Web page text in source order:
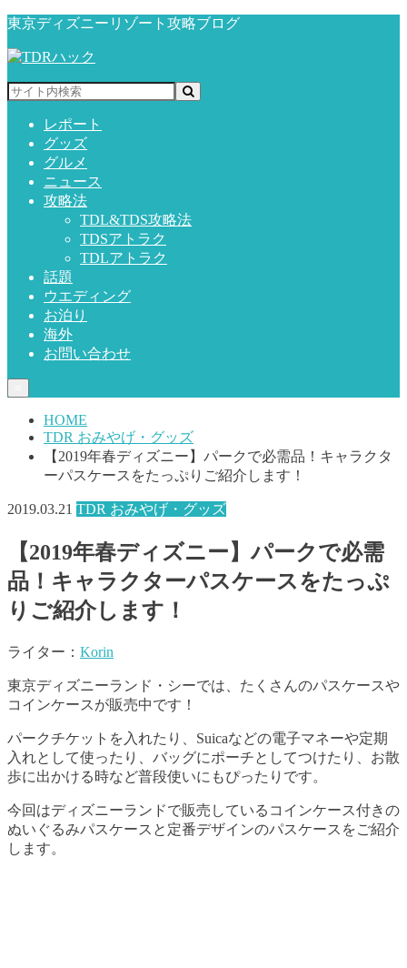
東京ディズニーリゾート攻略ブログ
レポート
グッズ
グルメ
ニュース
攻略法
TDL&TDS攻略法
TDSアトラク
TDLアトラク
話題
ウエディング
お泊り
海外
お問い合わせ
HOME
TDR おみやげ・グッズ
【2019年春ディズニー】パークで必需品！キャラクタ
ーパスケースをたっぷりご紹介します！
2019.03.21 TDR おみやげ・グッズ
【2019年春ディズニー】パークで必需
品！キャラクターパスケースをたっぷ
りご紹介します！
ライター： Korin
東京ディズニーランド・シーでは、たくさんのパスケースや
コインケースが販売中です！
パークチケットを入れたり、Suicaなどの電子マネーや定期
入れとして使ったり、バッグにポーチとしてつけたり、お散
歩に出かける時など普段使いにもぴったりです。
今回はディズニーランドで販売しているコインケース付きの
ぬいぐるみパスケースと定番デザインのパスケースをご紹介
します。